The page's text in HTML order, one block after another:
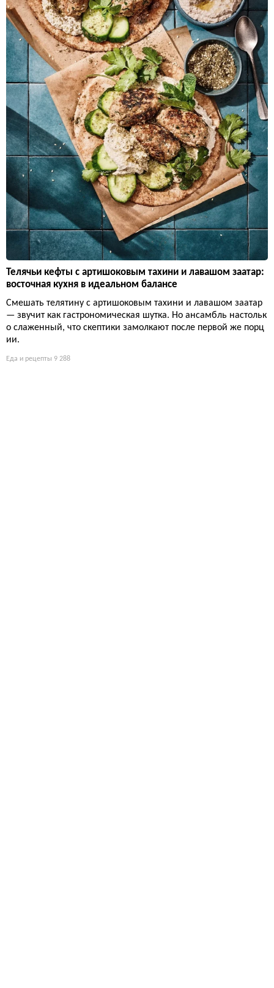
Телячьи кефты с артишоковым тахини и лавашом заатар:
восточная кухня в идеальном балансе
Смешать телятину с артишоковым тахини и лавашом заатар
— звучит как гастрономическая шутка. Но ансамбль настольк
о слаженный, что скептики замолкают после первой же порц
ии.
Еда и рецепты 9 288